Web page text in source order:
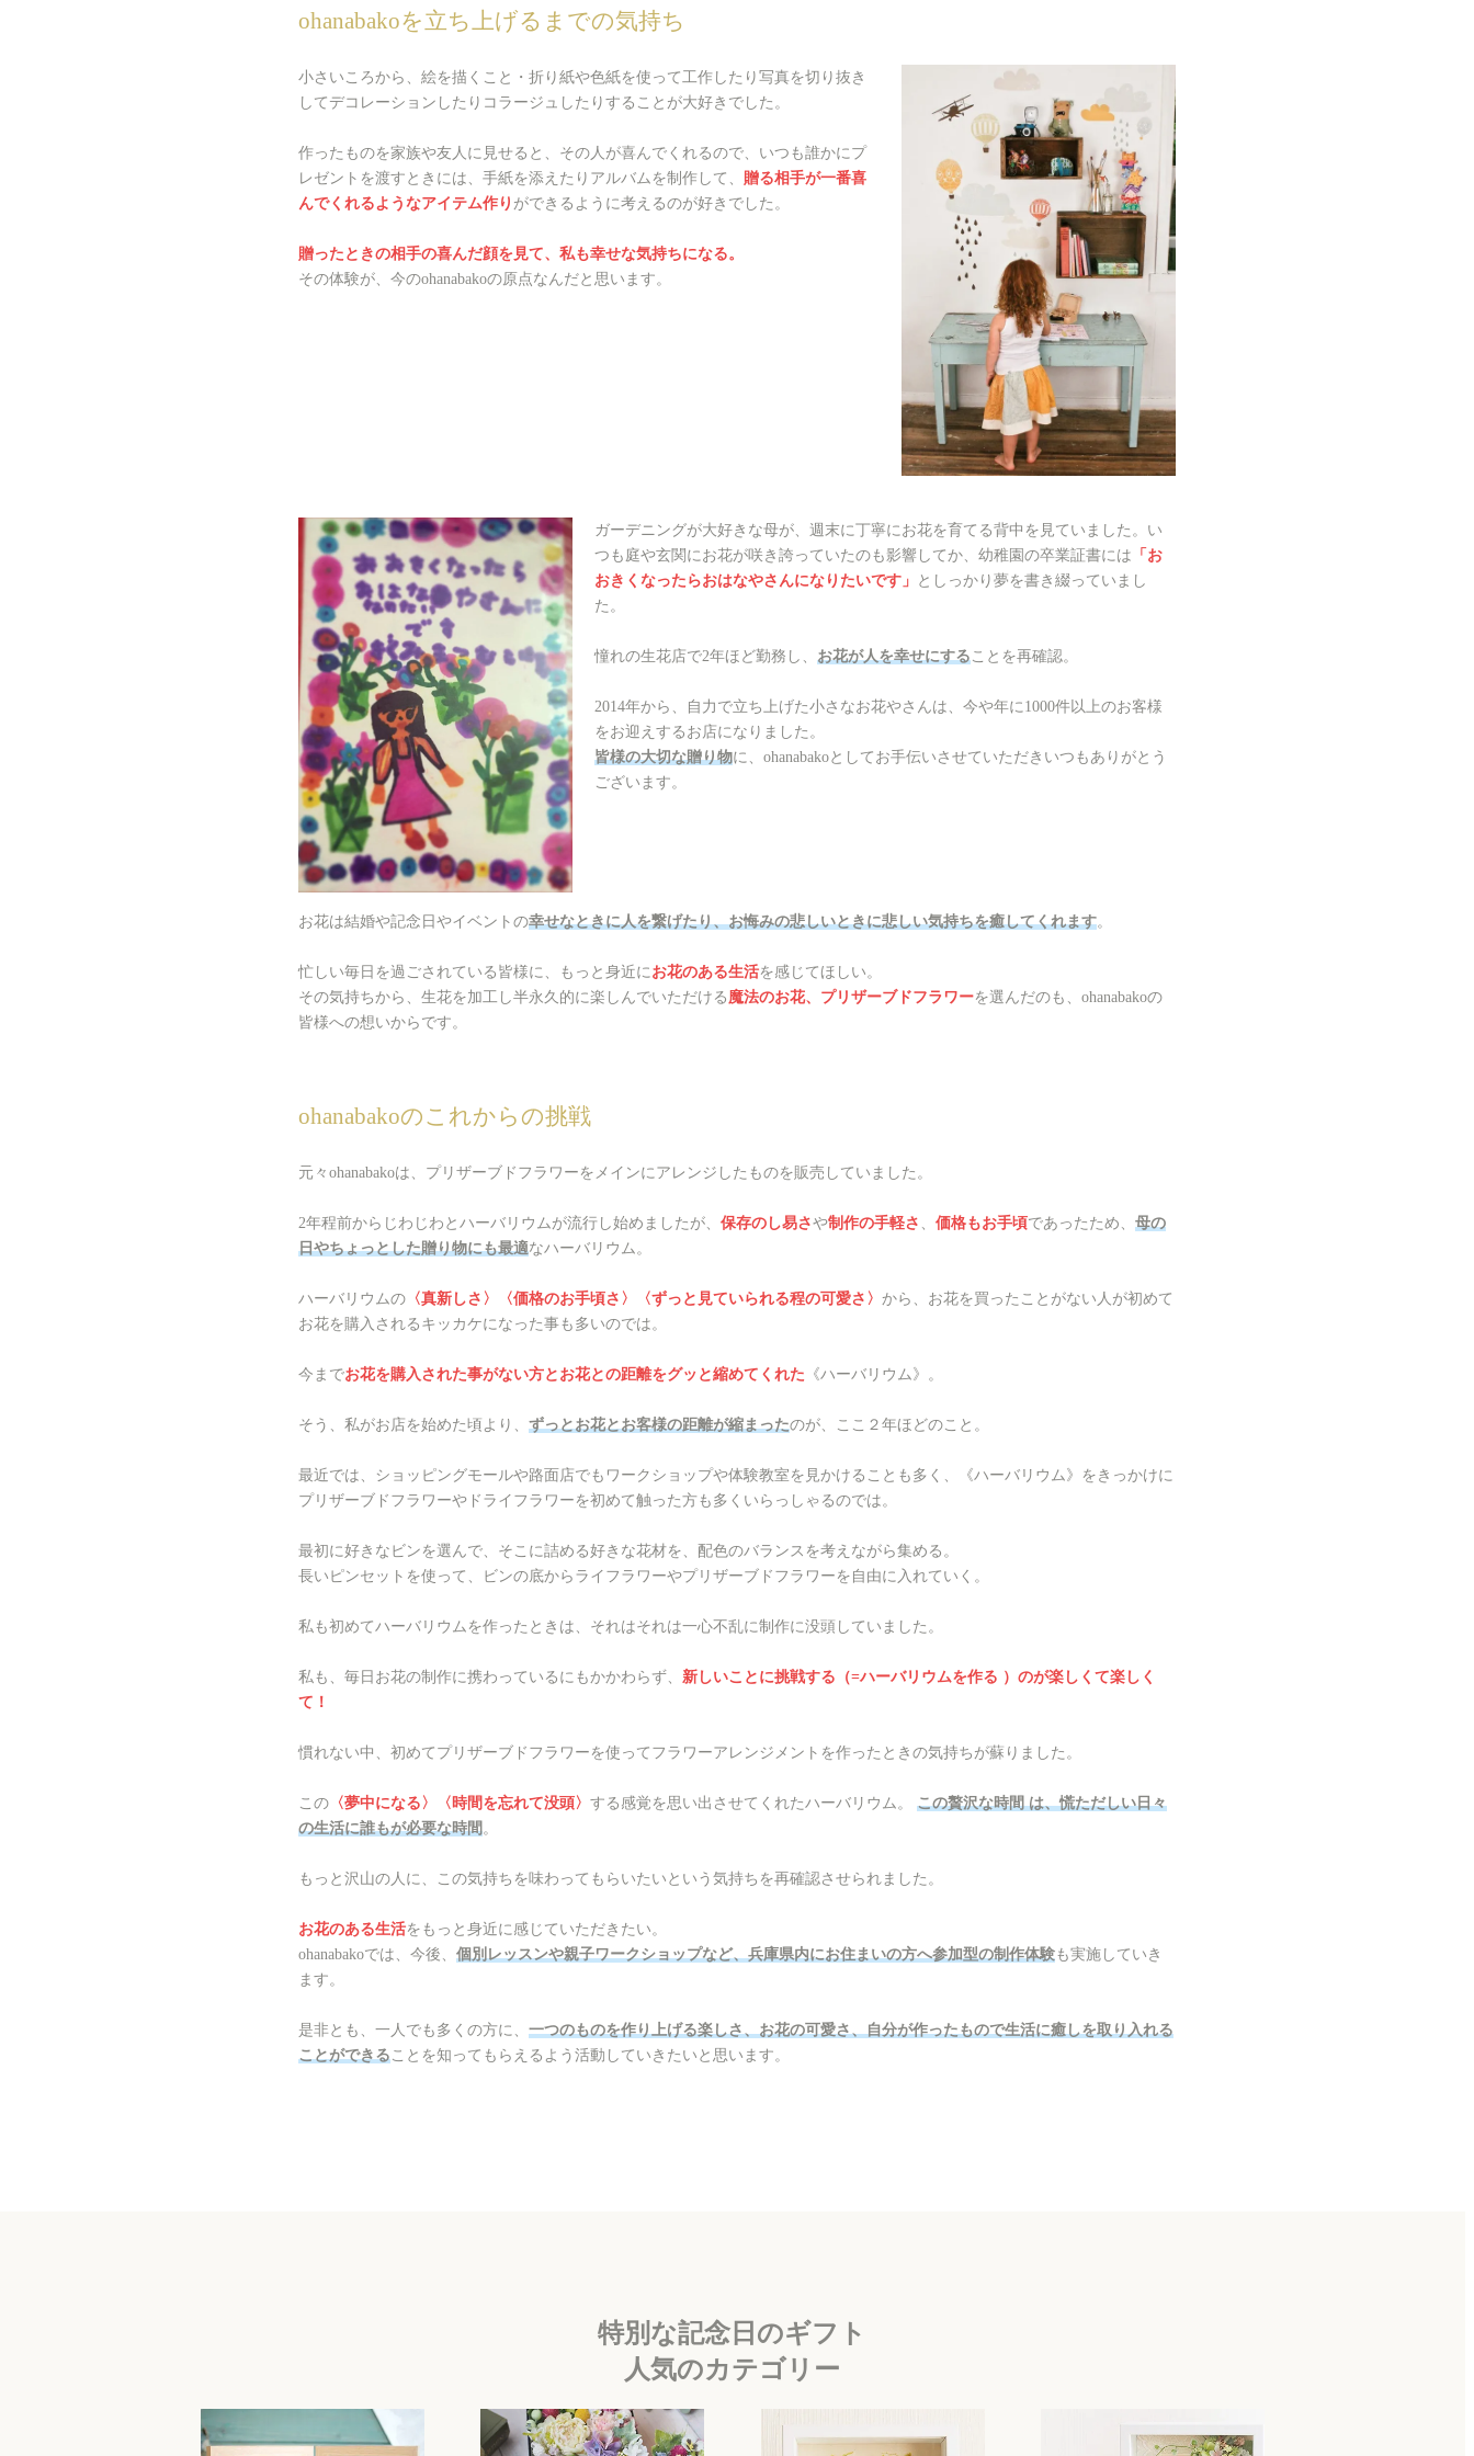
ohanabakoを立ち上げるまでの気持ち
小さいころから、絵を描くこと・折り紙や色紙を使って工作したり写真を切り抜き
してデコレーションしたりコラージュしたりすることが大好きでした。
作ったものを家族や友人に見せると、その人が喜んでくれるので、いつも誰かにプ
レゼントを渡すときには、手紙を添えたりアルバムを制作して、 贈る相手が一番喜
んでくれるようなアイテム作り ができるように考えるのが好きでした。
贈ったときの相手の喜んだ顔を見て、私も幸せな気持ちになる。
その体験が、今のohanabakoの原点なんだと思います。
ガーデニングが大好きな母が、週末に丁寧にお花を育てる背中を見ていました。い
つも庭や玄関にお花が咲き誇っていたのも影響してか、幼稚園の卒業証書には 「お
おきくなったらおはなやさんになりたいです」 としっかり夢を書き綴っていまし
た。
憧れの生花店で2年ほど勤務し、 お花が人を幸せにすることを再確認。
2014年から、自力で立ち上げた小さなお花やさんは、今や年に1000件以上のお客様
をお迎えするお店になりました。
皆様の大切な贈り物に、ohanabakoとしてお手伝いさせていただきいつもありがとう
ございます。
お花は結婚や記念日やイベントの幸せなときに人を繋げたり、お悔みの悲しいときに悲しい気持ちを癒してくれます。
忙しい毎日を過ごされている皆様に、もっと身近に お花のある生活を感じてほしい。
その気持ちから、生花を加工し半永久的に楽しんでいただける 魔法のお花、プリザーブドフラワーを選んだのも、ohanabakoの
皆様への想いからです。
ohanabakoのこれからの挑戦
元々ohanabakoは、プリザーブドフラワーをメインにアレンジしたものを販売していました。
2年程前からじわじわとハーバリウムが流行し始めましたが、 保存のし易さや制作の手軽さ 価格もお手頃であったため、 母の
日やちょっとした贈り物にも最適なハーバリウム。
ハーバリウムの 〈真新しさ〉〈価格のお手頃さ〉〈ずっと見ていられる程の可愛さ〉 から、お花を買ったことがない人が初めて
お花を購入されるキッカケになった事も多いのでは。
今までお花を購入された事がない方とお花との距離をグッと縮めてくれた 《ハーバリウム》。
そう、私がお店を始めた頃より、 ずっとお花とお客様の距離が縮まったのが、ここ２年ほどのこと。
最近では、ショッピングモールや路面店でもワークショップや体験教室を見かけることも多く、《ハーバリウム》をきっかけに
プリザーブドフラワーやドライフラワーを初めて触った方も多くいらっしゃるのでは。
最初に好きなビンを選んで、そこに詰める好きな花材を、配色のバランスを考えながら集める。
長いピンセットを使って、ビンの底からライフラワーやプリザーブドフラワーを自由に入れていく。
私も初めてハーバリウムを作ったときは、それはそれは一心不乱に制作に没頭していました。
私も、毎日お花の制作に携わっているにもかかわらず、 新しいことに挑戦する（=ハーバリウムを作る ）のが楽しくて楽しく
て！
慣れない中、初めてプリザーブドフラワーを使ってフラワーアレンジメントを作ったときの気持ちが蘇りました。
この 〈夢中になる〉〈時間を忘れて没頭〉 する感覚を思い出させてくれたハーバリウム。 この贅沢な時間 は、慌ただしい日々
の生活に誰もが必要な時間。
もっと沢山の人に、この気持ちを味わってもらいたいという気持ちを再確認させられました。
お花のある生活をもっと身近に感じていただきたい。
ohanabakoでは、今後、 個別レッスンや親子ワークショップなど、兵庫県内にお住まいの方へ参加型の制作体験も実施していき
ます。
是非とも、一人でも多くの方に、 一つのものを作り上げる楽しさ、お花の可愛さ、自分が作ったもので生活に癒しを取り入れる
ことができる ことを知ってもらえるよう活動していきたいと思います。
特別な記念日のギフト
人気のカテゴリー